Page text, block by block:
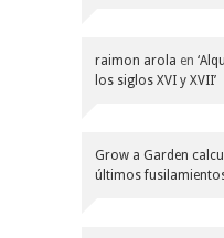
raimon arola en
los siglos XVI y XVII’
Grow a Garden
últimos